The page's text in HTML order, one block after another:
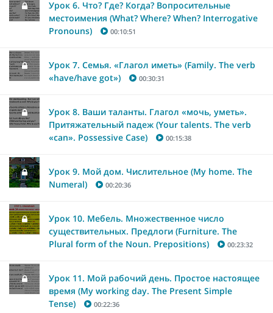
Урок 6. Что? Где? Когда? Вопросительные
местоимения (What? Where? When? Interrogative
Pronouns)
00:10:51
Урок 7. Семья. «Глагол иметь» (Family. The verb
«have/have got»)
00:30:31
Урок 8. Ваши таланты. Глагол «мочь, уметь».
Притяжательный падеж (Your talents. The verb
«can». Possessive Case)
00:15:38
Урок 9. Мой дом. Числительное (My home. The
Numeral)
00:20:36
Урок 10. Мебель. Множественное число
существительных. Предлоги (Furniture. The
Plural form of the Noun. Prepositions)
00:23:32
Урок 11. Мой рабочий день. Простое настоящее
время (My working day. The Present Simple
Tense)
00:22:36